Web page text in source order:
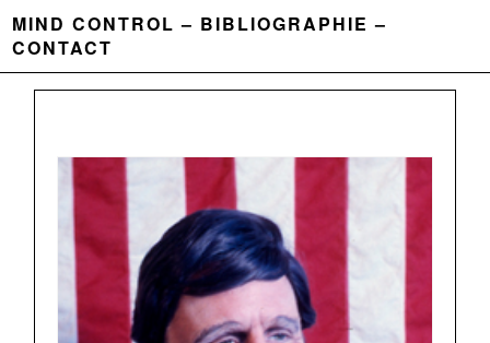
MIND CONTROL
BIBLIOGRAPHIE
CONTACT